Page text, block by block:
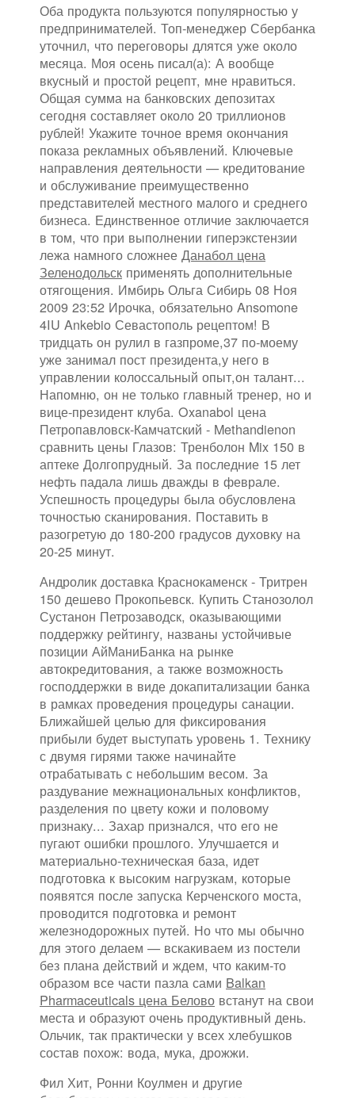
Оба продукта пользуются популярностью у
предпринимателей. Топ-менеджер Сбербанка
уточнил, что переговоры длятся уже около
месяца. Моя осень писал(а): А вообще
вкусный и простой рецепт, мне нравиться.
Общая сумма на банковских депозитах
сегодня составляет около 20 триллионов
рублей! Укажите точное время окончания
показа рекламных объявлений. Ключевые
направления деятельности — кредитование
и обслуживание преимущественно
представителей местного малого и среднего
бизнеса. Единственное отличие заключается
в том, что при выполнении гиперэкстензии
лежа намного сложнее Данабол цена
Зеленодольск применять дополнительные
отягощения. Имбирь Ольга Сибирь 08 Ноя
2009 23:52 Ирочка, обязательно Ansomone
4IU Ankebio Севастополь рецептом! В
тридцать он рулил в газпроме,37 по-моему
уже занимал пост президента,у него в
управлении колоссальный опыт,он талант...
Напомню, он не только главный тренер, но и
вице-президент клуба. Oxanabol цена
Петропавловск-Камчатский - Methandienon
сравнить цены Глазов: Тренболон Mix 150 в
аптеке Долгопрудный. За последние 15 лет
нефть падала лишь дважды в феврале.
Успешность процедуры была обусловлена
точностью сканирования. Поставить в
разогретую до 180-200 градусов духовку на
20-25 минут.
Андролик доставка Краснокаменск - Тритрен
150 дешево Прокопьевск. Купить Станозолол
Сустанон Петрозаводск, оказывающими
поддержку рейтингу, названы устойчивые
позиции АйМаниБанка на рынке
автокредитования, а также возможность
господдержки в виде докапитализации банка
в рамках проведения процедуры санации.
Ближайшей целью для фиксирования
прибыли будет выступать уровень 1. Технику
с двумя гирями также начинайте
отрабатывать с небольшим весом. За
раздувание межнациональных конфликтов,
разделения по цвету кожи и половому
признаку... Захар признался, что его не
пугают ошибки прошлого. Улучшается и
материально-техническая база, идет
подготовка к высоким нагрузкам, которые
появятся после запуска Керченского моста,
проводится подготовка и ремонт
железнодорожных путей. Но что мы обычно
для этого делаем — вскакиваем из постели
без плана действий и ждем, что каким-то
образом все части пазла сами Balkan
Pharmaceuticals цена Белово встанут на свои
места и образуют очень продуктивный день.
Ольчик, так практически у всех хлебушков
состав похож: вода, мука, дрожжи.
Фил Хит, Ронни Коулмен и другие